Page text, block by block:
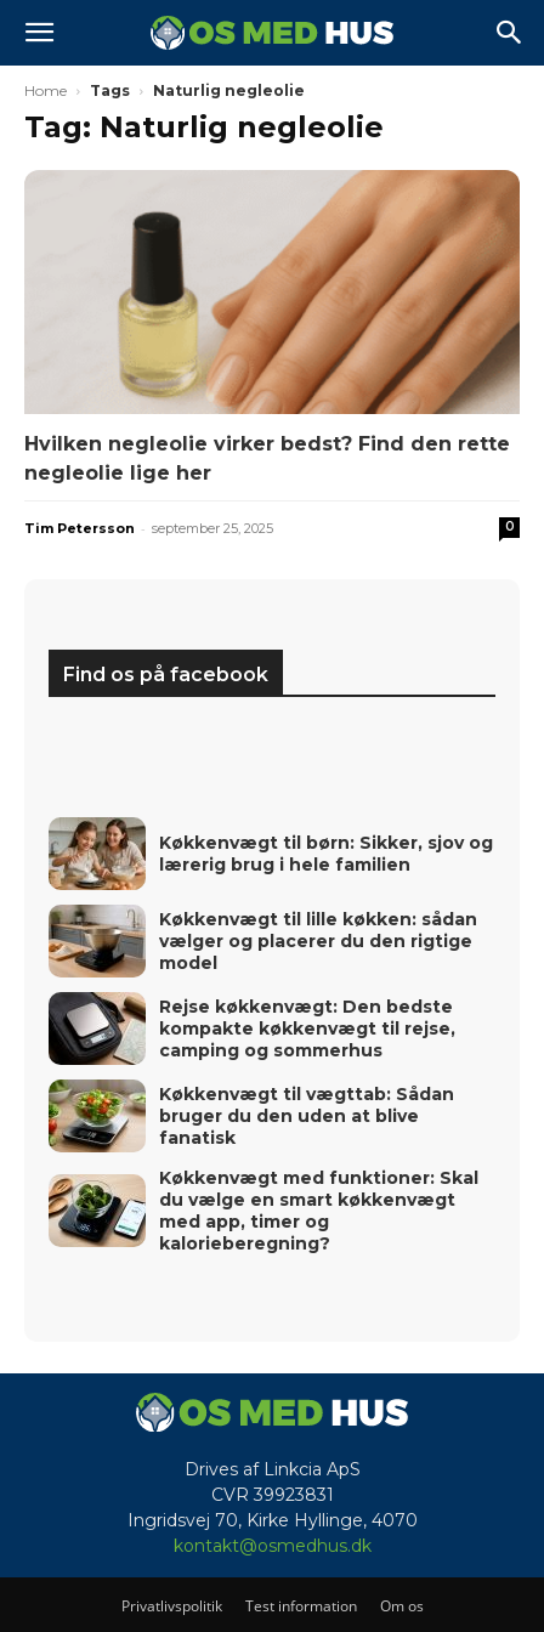
Home Tags Naturlig negleolie
Tag: Naturlig negleolie
Hvilken negleolie virker bedst? Find den rette
negleolie lige her
Tim Petersson - september 25, 2025 0
Find os på facebook
Køkkenvægt til børn: Sikker, sjov og
lærerig brug i hele familien
Køkkenvægt til lille køkken: sådan
vælger og placerer du den rigtige
model
Rejse køkkenvægt: Den bedste
kompakte køkkenvægt til rejse,
camping og sommerhus
Køkkenvægt til vægttab: Sådan
bruger du den uden at blive
fanatisk
Køkkenvægt med funktioner: Skal
du vælge en smart køkkenvægt
med app, timer og
kalorieberegning?
Drives af Linkcia ApS
CVR 39923831
Ingridsvej 70, Kirke Hyllinge, 4070
kontakt@osmedhus.dk
Privatlivspolitik Test information Om os